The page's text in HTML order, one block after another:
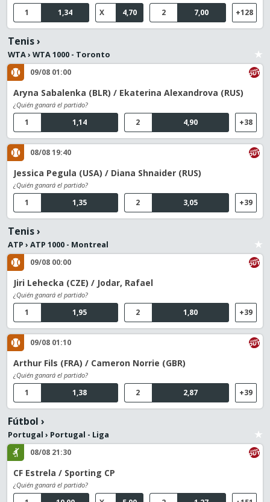
1,34
1 4,70
X 7,00
2 +128
Tenis›
WTA› WTA 1000 - Toronto
09/08 01:00
Aryna Sabalenka (BLR) / Ekaterina Alexandrova (RUS)
¿Quién ganará el partido?
1,14
1 4,90
2 +38
08/08 19:40
Jessica Pegula (USA) / Diana Shnaider (RUS)
¿Quién ganará el partido?
1,35
1 3,05
2 +39
Tenis›
ATP › ATP 1000 - Montreal
09/08 00:00
Jiri Lehecka (CZE) / Jodar, Rafael
¿Quién ganará el partido?
1,95
1 1,80
2 +39
09/08 01:10
Arthur Fils (FRA) / Cameron Norrie (GBR)
¿Quién ganará el partido?
1,38
1 2,87
2 +39
Fútbol ›
Portugal › Portugal - Liga
08/08 21:30
CF Estrela / Sporting CP
¿Quién ganará el partido?